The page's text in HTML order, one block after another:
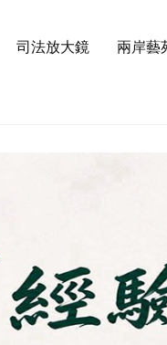
司法放大鏡 兩岸藝